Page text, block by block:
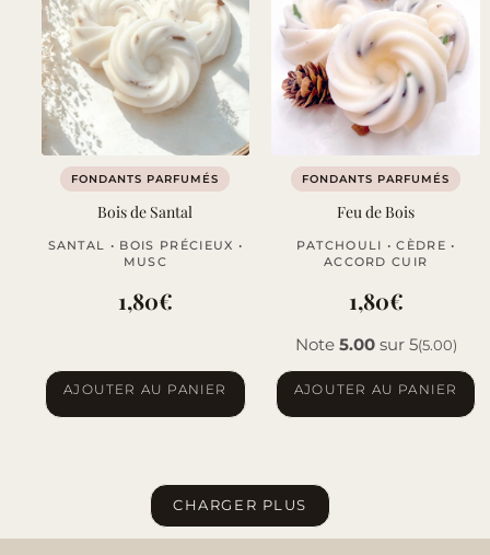
FONDANTS PARFUMÉS
Bois de Santal
SANTAL • BOIS PRÉCIEUX •
MUSC
1,80€
AJOUTER AU PANIER
FONDANTS PARFUMÉS
Feu de Bois
PATCHOULI • CÈDRE •
ACCORD CUIR
1,80€
Note 5.00sur 5(5.00)
AJOUTER AU PANIER
CHARGER PLUS